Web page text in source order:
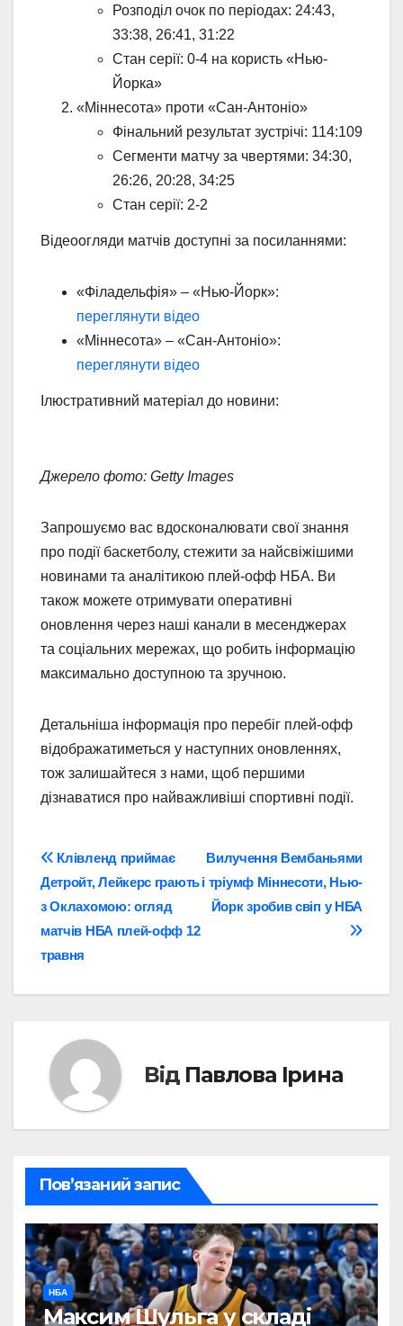
Розподіл очок по періодах: 24:43,
33:38, 26:41, 31:22
Стан серії: 0-4 на користь «Нью-
Йорка»
«Міннесота» проти «Сан-Антоніо»
Фінальний результат зустрічі: 114:109
Сегменти матчу за чвертями: 34:30,
26:26, 20:28, 34:25
Стан серії: 2-2
Відеоогляди матчів доступні за посиланнями:
«Філадельфія» – «Нью-Йорк»:
переглянути відео
«Міннесота» – «Сан-Антоніо»:
переглянути відео
Ілюстративний матеріал до новини:
Джерело фото: Getty Images
Запрошуємо вас вдосконалювати свої знання
про події баскетболу, стежити за найсвіжішими
новинами та аналітикою плей-офф НБА. Ви
також можете отримувати оперативні
оновлення через наші канали в месенджерах
та соціальних мережах, що робить інформацію
максимально доступною та зручною.
Детальніша інформація про перебіг плей-офф
відображатиметься у наступних оновленнях,
тож залишайтеся з нами, щоб першими
дізнаватися про найважливіші спортивні події.
Навігація
записів
Вилучення Вембаньями
і тріумф Міннесоти, Нью-
Йорк зробив свіп у НБА
Клівленд приймає
Детройт, Лейкерс грають
з Оклахомою: огляд
матчів НБА плей-офф 12
травня
Від Павлова Ірина
Пов’язаний запис
НБА
Максим Шульга у складі